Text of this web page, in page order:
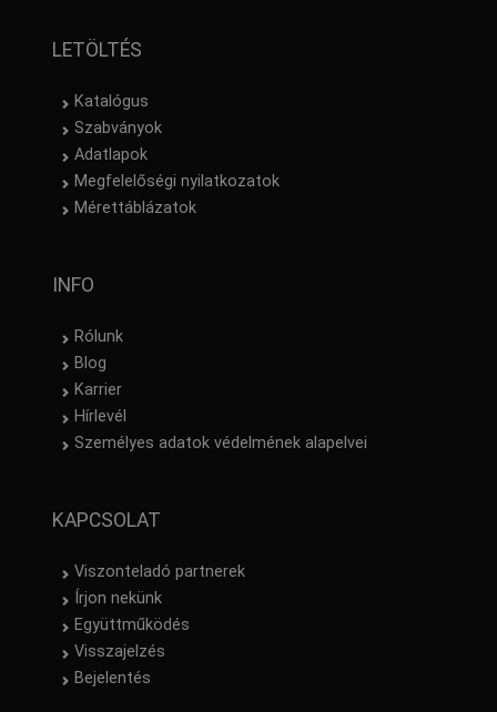
LETÖLTÉS
Katalógus
Szabványok
Adatlapok
Megfelelőségi nyilatkozatok
Mérettáblázatok
INFO
Rólunk
Blog
Karrier
Hírlevél
Személyes adatok védelmének alapelvei
KAPCSOLAT
Viszonteladó partnerek
Írjon nekünk
Együttműködés
Visszajelzés
Bejelentés